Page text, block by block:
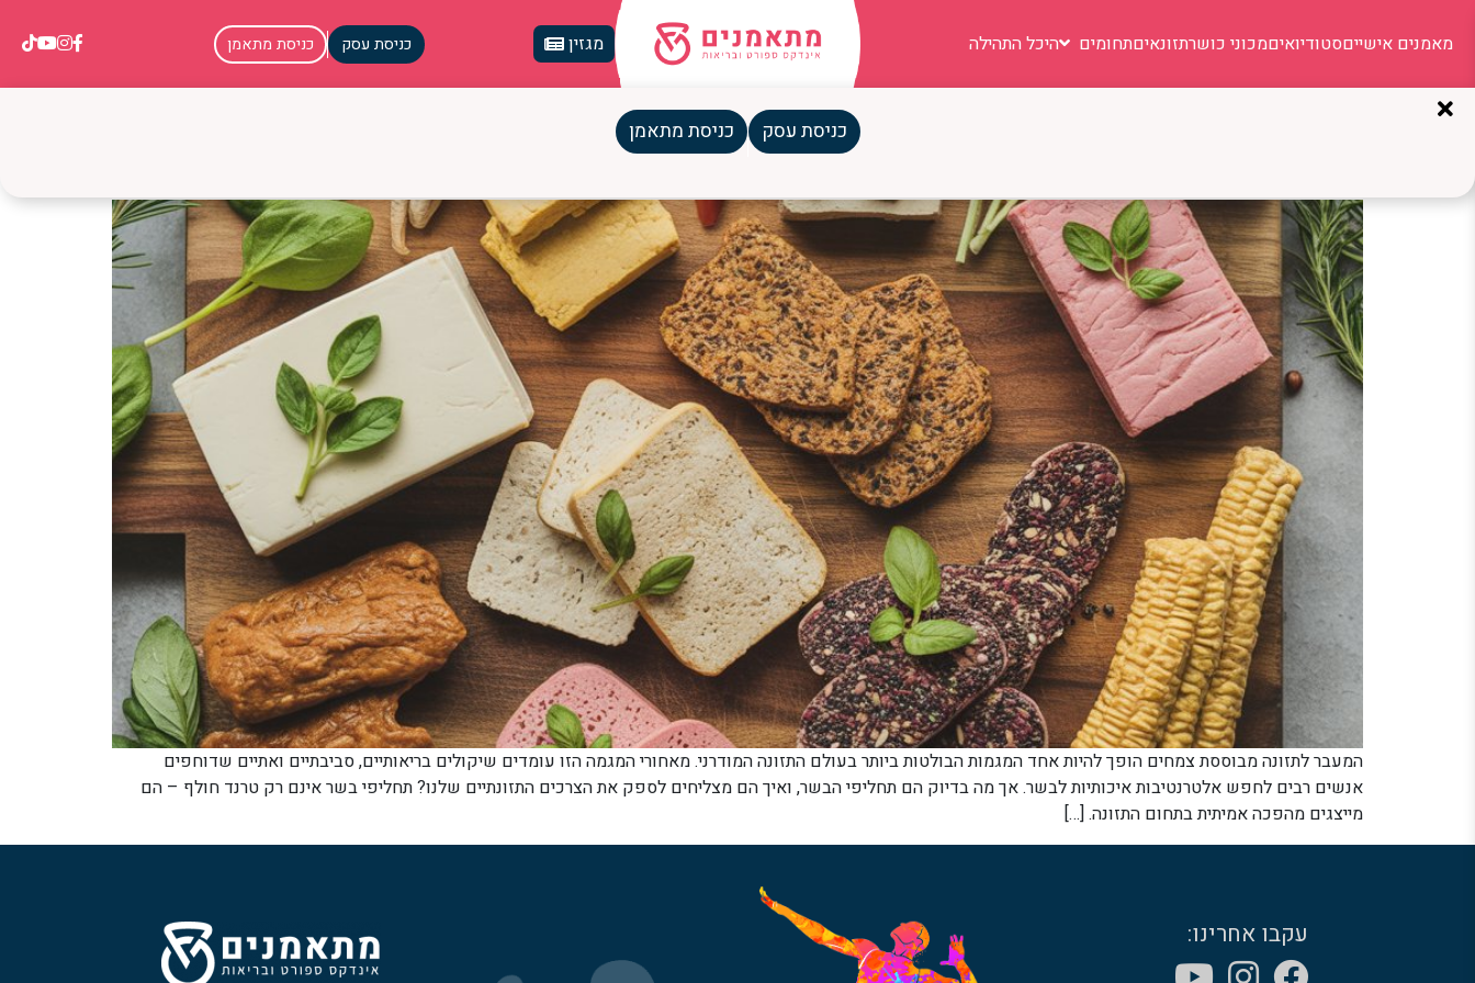
מאמנים אישייםסטודיואיםמכוני כושרתזונאיםתחומים היכל התהילה מגזין כניסת עסק כניסת מתאמן
כניסת עסק כניסת מתאמן
תחליפי בשר: המדריך השלם לחלבונים צמחיים ואלטרנטיבות בריאות
המעבר לתזונה מבוססת צמחים הופך להיות אחד המגמות הבולטות ביותר בעולם התזונה המודרני. מאחורי המגמה הזו עומדים שיקולים בריאותיים, סביבתיים ואתיים שדוחפים
אנשים רבים לחפש אלטרנטיבות איכותיות לבשר. אך מה בדיוק הם תחליפי הבשר, ואיך הם מצליחים לספק את הצרכים התזונתיים שלנו? תחליפי בשר אינם רק טרנד חולף – הם
מייצגים מהפכה אמיתית בתחום התזונה. […]
עקבו אחרינו: